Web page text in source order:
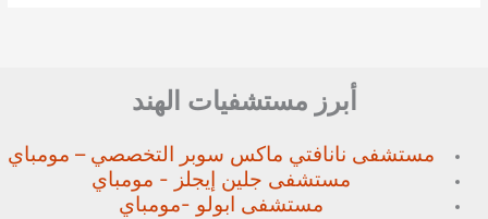
أبرز مستشفيات الهند
مستشفى نانافتي ماكس سوبر التخصصي – مومباي
مستشفى جلين إيجلز - مومباي
مستشفى ابولو -مومباي